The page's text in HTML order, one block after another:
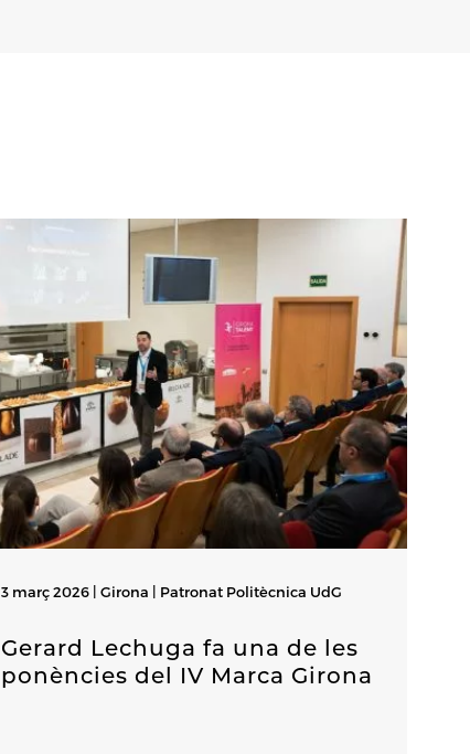
3 març 2026 | Girona | Patronat Politècnica UdG
Gerard Lechuga fa una de les
ponències del IV Marca Girona